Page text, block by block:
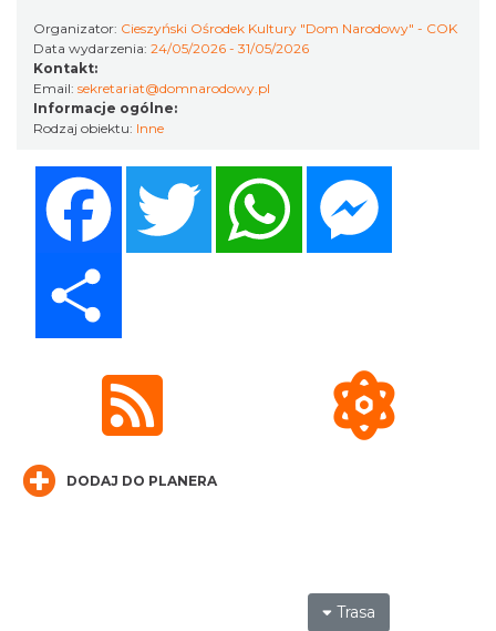
2026-09-20
1.76 km
Mozaika Folkloru II – Spotkanie trzech
Cieszyn
1.76 km
2026-10-24
Organizator: Cieszyński Ośrodek Kultury "Dom Narodowy" - COK
Data wydarzenia: 24/05/2026 - 31/05/2026
Kontakt:
Email: sekretariat@domnarodowy.pl
Informacje ogólne:
Rodzaj obiektu: Inne
Twitter WhatsApp
DODAJ DO PLANERA
Trasa